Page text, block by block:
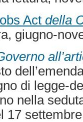
Act della
giugno-
di legge-
nella
17